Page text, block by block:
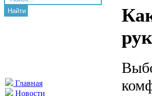
Найти
Главная
Новости